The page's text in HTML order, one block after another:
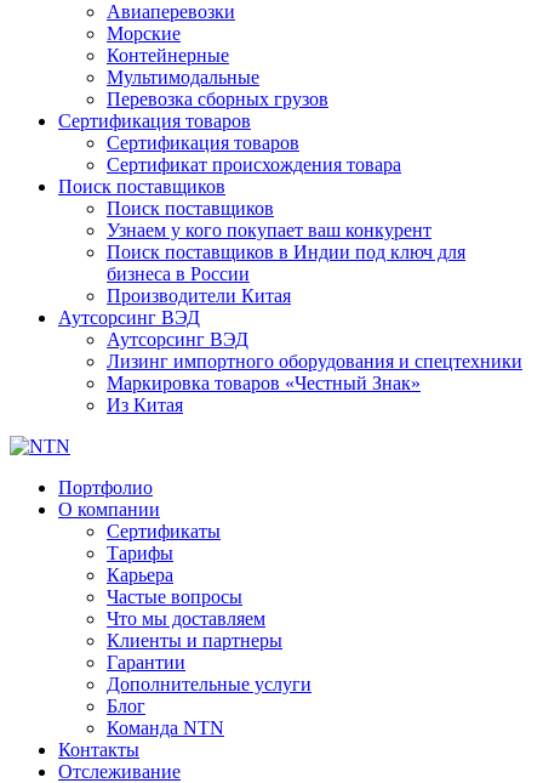
Авиаперевозки
Морские
Контейнерные
Мультимодальные
Перевозка сборных грузов
Сертификация товаров
Сертификация товаров
Сертификат происхождения товара
Поиск поставщиков
Поиск поставщиков
Узнаем у кого покупает ваш конкурент
Поиск поставщиков в Индии под ключ для
бизнеса в России
Производители Китая
Аутсорсинг ВЭД
Аутсорсинг ВЭД
Лизинг импортного оборудования и спецтехники
Маркировка товаров «Честный Знак»
Из Китая
Портфолио
О компании
Сертификаты
Тарифы
Карьера
Частые вопросы
Что мы доставляем
Клиенты и партнеры
Гарантии
Дополнительные услуги
Блог
Команда NTN
Контакты
Отслеживание